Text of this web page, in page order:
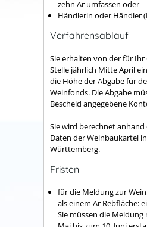
zehn Ar umfassen oder
Händlerin oder Händler
Verfahrensablauf
Sie erhalten von der für
Stelle jährlich Mitte April
die Höhe der Abgabe für
Weinfonds. Die Abgabe
Bescheid angegebene
Sie wird berechnet
Daten der Weinbaukartei
Württemberg.
Fristen
für die Meldung zur
als einem Ar Rebfläche:
Sie müssen die Meldung